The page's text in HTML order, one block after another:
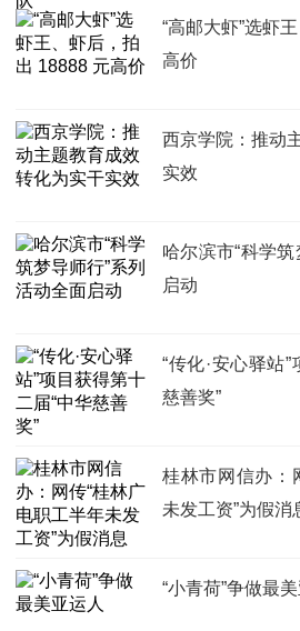
“高邮大虾”选虾
高价
西京学院：推动
实效
哈尔滨市“科学
启动
“传化·安心驿站
慈善奖”
桂林市网信办：
未发工资”为假消
“小青荷”争做最